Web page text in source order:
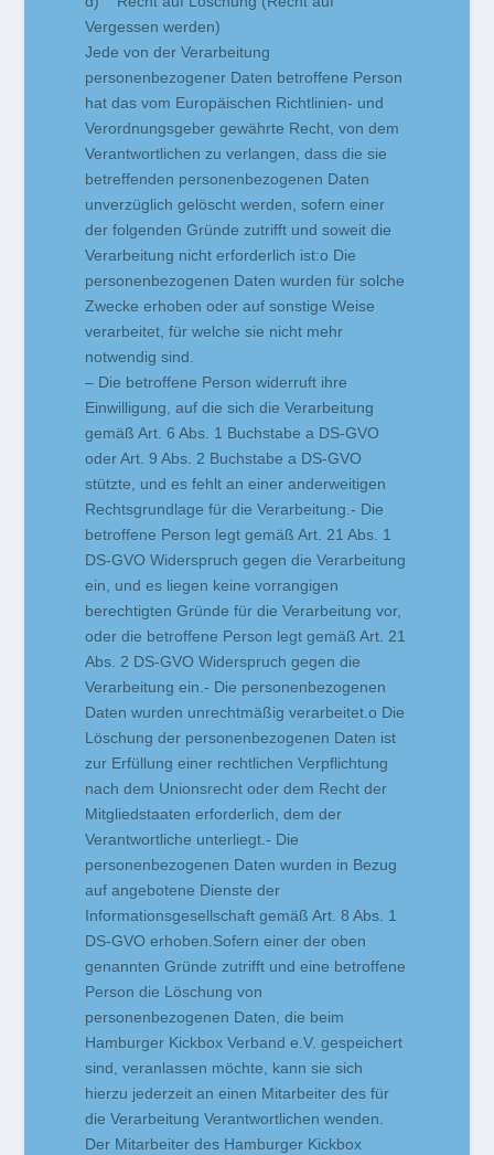
Vergessen werden)
Jede von der Verarbeitung
personenbezogener Daten betroffene Person
hat das vom Europäischen Richtlinien- und
Verordnungsgeber gewährte Recht, von dem
Verantwortlichen zu verlangen, dass die sie
betreffenden personenbezogenen Daten
unverzüglich gelöscht werden, sofern einer
der folgenden Gründe zutrifft und soweit die
Verarbeitung nicht erforderlich ist:o Die
personenbezogenen Daten wurden für solche
Zwecke erhoben oder auf sonstige Weise
verarbeitet, für welche sie nicht mehr
notwendig sind.
– Die betroffene Person widerruft ihre
Einwilligung, auf die sich die Verarbeitung
gemäß Art. 6 Abs. 1 Buchstabe a DS-GVO
oder Art. 9 Abs. 2 Buchstabe a DS-GVO
stützte, und es fehlt an einer anderweitigen
Rechtsgrundlage für die Verarbeitung.- Die
betroffene Person legt gemäß Art. 21 Abs. 1
DS-GVO Widerspruch gegen die Verarbeitung
ein, und es liegen keine vorrangigen
berechtigten Gründe für die Verarbeitung vor,
oder die betroffene Person legt gemäß Art. 21
Abs. 2 DS-GVO Widerspruch gegen die
Verarbeitung ein.- Die personenbezogenen
Daten wurden unrechtmäßig verarbeitet.o Die
Löschung der personenbezogenen Daten ist
zur Erfüllung einer rechtlichen Verpflichtung
nach dem Unionsrecht oder dem Recht der
Mitgliedstaaten erforderlich, dem der
Verantwortliche unterliegt.- Die
personenbezogenen Daten wurden in Bezug
auf angebotene Dienste der
Informationsgesellschaft gemäß Art. 8 Abs. 1
DS-GVO erhoben.Sofern einer der oben
genannten Gründe zutrifft und eine betroffene
Person die Löschung von
personenbezogenen Daten, die beim
Hamburger Kickbox Verband e.V. gespeichert
sind, veranlassen möchte, kann sie sich
hierzu jederzeit an einen Mitarbeiter des für
die Verarbeitung Verantwortlichen wenden.
Der Mitarbeiter des Hamburger Kickbox